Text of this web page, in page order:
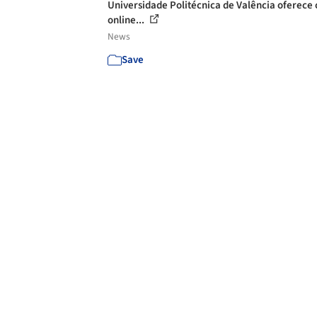
Universidade Politécnica de Valência oferece
online...
News
Save